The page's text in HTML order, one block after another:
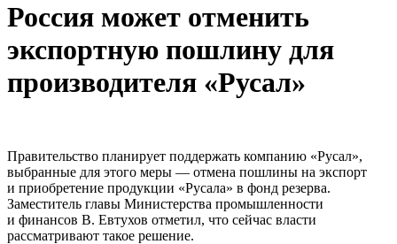
Россия может отменить
экспортную пошлину для
производителя «Русал»
Правительство планирует поддержать компанию «Русал»,
выбранные для этого меры — отмена пошлины на экспорт
и приобретение продукции «Русала» в фонд резерва.
Заместитель главы Министерства промышленности
и финансов В. Евтухов отметил, что сейчас власти
рассматривают такое решение.